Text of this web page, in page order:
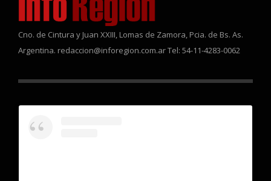
Cno. de Cintura y Juan XXIII, Lomas de Zamora, Pcia. de Bs. As.
Argentina. redaccion@inforegion.com.ar Tel: 54-11-4283-0062